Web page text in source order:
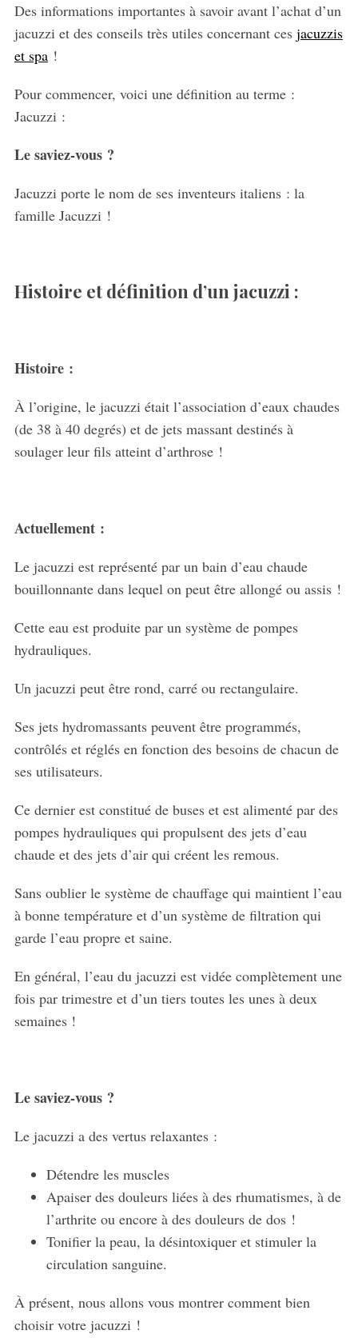
Des informations importantes à savoir avant l’achat d’un
jacuzzi et des conseils très utiles concernant ces jacuzzis
et spa!
Pour commencer, voici une définition au terme :
Jacuzzi :
Le saviez-vous ?
Jacuzzi porte le nom de ses inventeurs italiens : la
famille Jacuzzi !
Histoire et définition d’un jacuzzi :
Histoire :
À l’origine, le jacuzzi était l’association d’eaux chaudes
(de 38 à 40 degrés) et de jets massant destinés à
soulager leur fils atteint d’arthrose !
Actuellement :
Le jacuzzi est représenté par un bain d’eau chaude
bouillonnante dans lequel on peut être allongé ou assis !
Cette eau est produite par un système de pompes
hydrauliques.
Un jacuzzi peut être rond, carré ou rectangulaire.
Ses jets hydromassants peuvent être programmés,
contrôlés et réglés en fonction des besoins de chacun de
ses utilisateurs.
Ce dernier est constitué de buses et est alimenté par des
pompes hydrauliques qui propulsent des jets d’eau
chaude et des jets d’air qui créent les remous.
Sans oublier le système de chauffage qui maintient l’eau
à bonne température et d’un système de filtration qui
garde l’eau propre et saine.
En général, l’eau du jacuzzi est vidée complètement une
fois par trimestre et d’un tiers toutes les unes à deux
semaines !
Le saviez-vous ?
Le jacuzzi a des vertus relaxantes :
Détendre les muscles
Apaiser des douleurs liées à des rhumatismes, à de
l’arthrite ou encore à des douleurs de dos !
Tonifier la peau, la désintoxiquer et stimuler la
circulation sanguine.
À présent, nous allons vous montrer comment bien
choisir votre jacuzzi !